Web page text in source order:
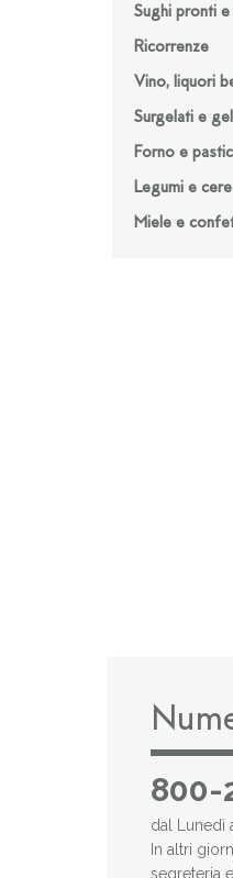
Sughi pronti e
Ricorrenze
Vino, liquori
Surgelati e
Forno e
Legumi e
Miele e
800-
dal Lunedì
In altri
segreteria